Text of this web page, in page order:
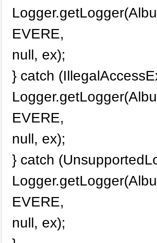
EVERE,
null, ex);
} catch
EVERE,
null, ex);
} catch
EVERE,
null, ex);